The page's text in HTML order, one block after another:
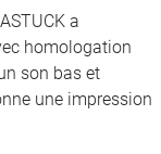
a
homologation
son bas et
une impression